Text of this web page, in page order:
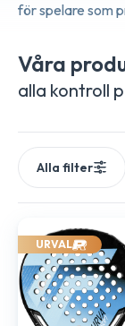
för spelare som
för att erbjuda
bollkänsla,
med kirurgisk
av teknologi och
Våra
alla kontroll
URVAL
Alla filter